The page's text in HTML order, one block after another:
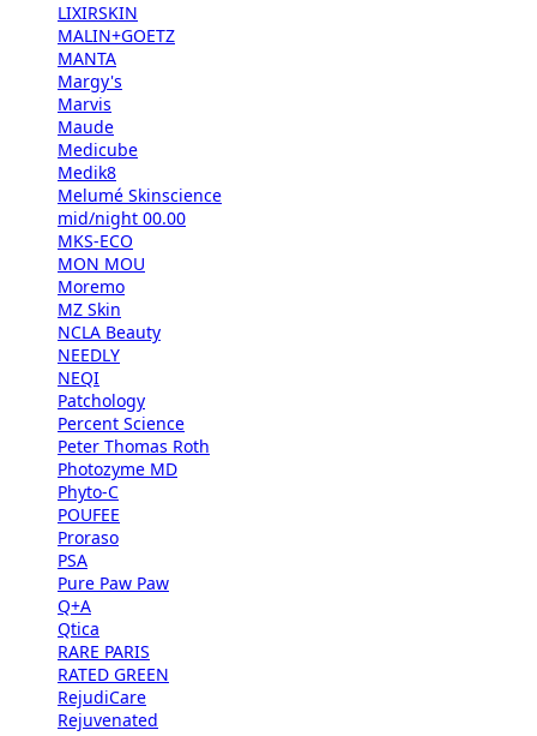
LIXIRSKIN
MALIN+GOETZ
MANTA
Margy's
Marvis
Maude
Medicube
Medik8
Melumé Skinscience
mid/night 00.00
MKS-ECO
MON MOU
Moremo
MZ Skin
NCLA Beauty
NEEDLY
NEQI
Patchology
Percent Science
Peter Thomas Roth
Photozyme MD
Phyto-C
POUFEE
Proraso
PSA
Pure Paw Paw
Q+A
Qtica
RARE PARIS
RATED GREEN
RejudiCare
Rejuvenated